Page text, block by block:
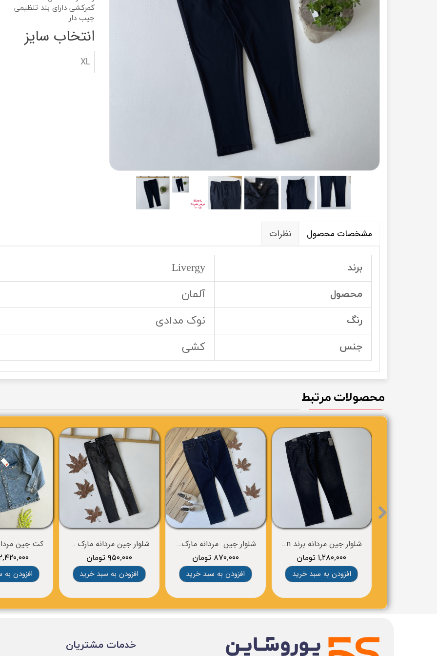
ست لباس مردانه
شورت مایو و گن
سرهم و تولوم
ست لباس زنانه
کیف و کفش
کاپشن زنانه
سویشرت بلوز هودی
جوراب دستکش کلاه
کمرکشی دارای بند تنظیمی
جیب دار
انتخاب سایز
XL
مشخصات محصول نظرات
برند Livergy
محصول آلمان
رنگ نوک مدادی
جنس کشی
۲,۴۲۰,۰۰۰
افزودن
شلوار جین مردانه مارک jack & jones
۹۵۰,۰۰۰ تومان
افزودن به سبد خرید
شلوار جین مردانه مارک OLD NAVY
۸۷۰,۰۰۰ تومان
افزودن به سبد خرید
شلوار جین مردانه برند Dressmann
۱,۲۸۰,۰۰۰ تومان
افزودن به سبد خرید
محصولات مرتبط
​خدمات مشتریان